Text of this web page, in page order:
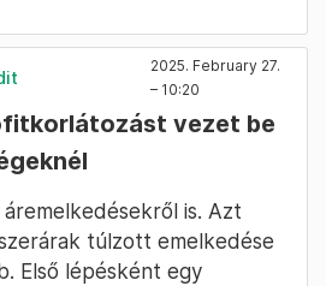
2025. February 27.
– 10:20
vezet be
is. Azt
túlzott emelkedése
Első lépésként egy